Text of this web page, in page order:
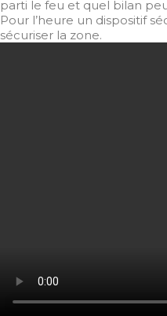
parti le feu et quel bilan
Pour l’heure un dispositif
sécuriser la zone.